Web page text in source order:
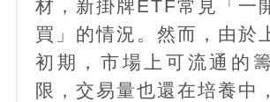
材，新掛牌ETF常見「一
買」的情況。然而，由於
初期，市場上可流通的
限，交易量也還在培養中